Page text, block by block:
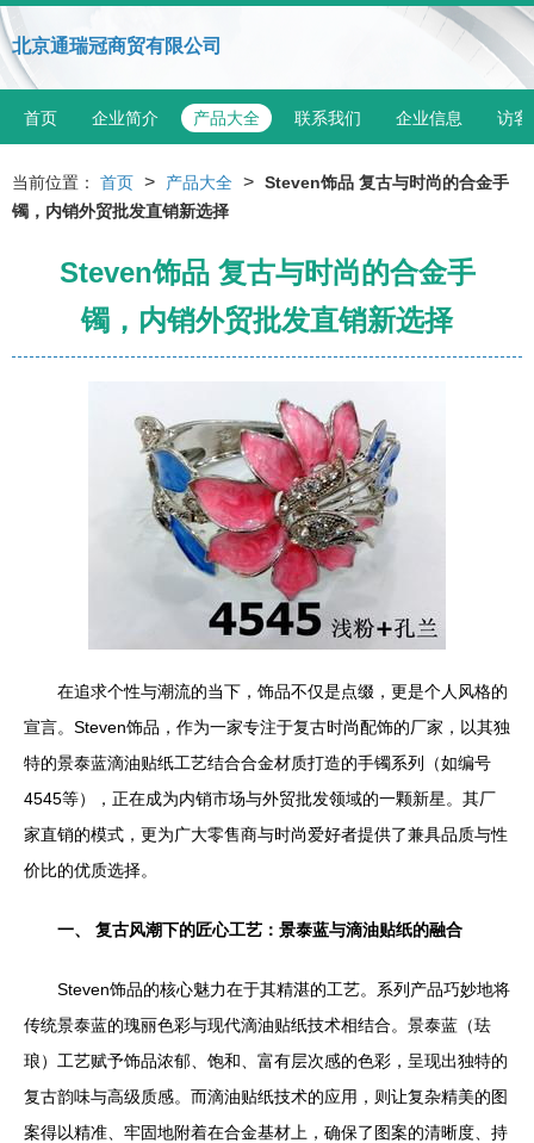
北京通瑞冠商贸有限公司
首页 企业简介 产品大全 联系我们 企业信息 访客
当前位置： 首页 > 产品大全 > Steven饰品 复古与时尚的合金手
镯，内销外贸批发直销新选择
Steven饰品 复古与时尚的合金手
镯，内销外贸批发直销新选择
在追求个性与潮流的当下，饰品不仅是点缀，更是个人风格的
宣言。Steven饰品，作为一家专注于复古时尚配饰的厂家，以其独
特的景泰蓝滴油贴纸工艺结合合金材质打造的手镯系列（如编号
4545等），正在成为内销市场与外贸批发领域的一颗新星。其厂
家直销的模式，更为广大零售商与时尚爱好者提供了兼具品质与性
价比的优质选择。
一、 复古风潮下的匠心工艺：景泰蓝与滴油贴纸的融合
Steven饰品的核心魅力在于其精湛的工艺。系列产品巧妙地将
传统景泰蓝的瑰丽色彩与现代滴油贴纸技术相结合。景泰蓝（珐
琅）工艺赋予饰品浓郁、饱和、富有层次感的色彩，呈现出独特的
复古韵味与高级质感。而滴油贴纸技术的应用，则让复杂精美的图
案得以精准、牢固地附着在合金基材上，确保了图案的清晰度、持